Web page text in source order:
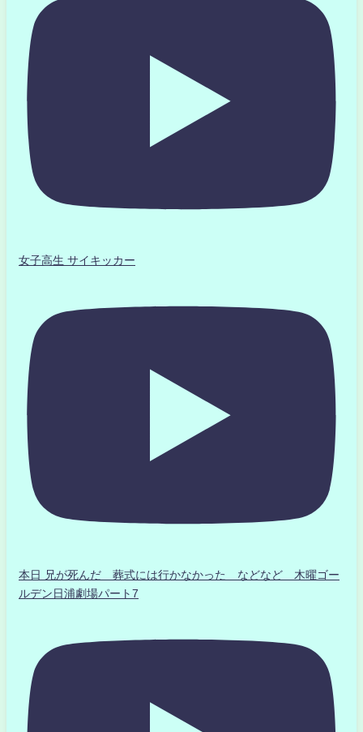
女子高生 サイキッカー
本日 兄が死んだ 葬式には行かなかった などなど 木曜ゴー
ルデン日浦劇場パート7